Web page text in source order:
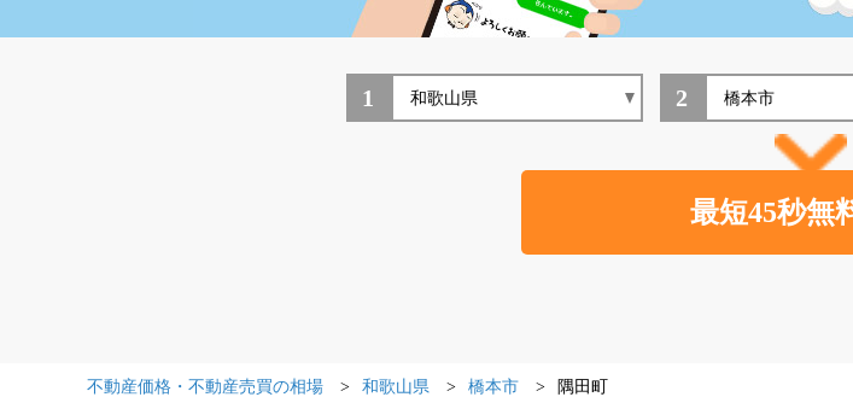
1 2
不動産価格・不動産売買の相場 和歌山県 橋本市 隅田町